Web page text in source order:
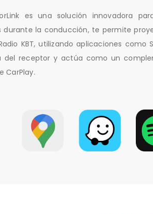
es una solución innovadora
durante la conducción, te permite
KBT, utilizando aplicaciones como
del receptor y actúa como un
CarPlay.